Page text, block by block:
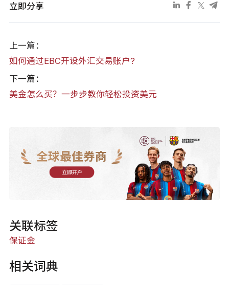
立即分享
上一篇：
如何通过EBC开设外汇交易账户?
下一篇：
美金怎么买？一步步教你轻松投资美元
全球最佳券商
立即开户
关联标签
保证金
相关词典